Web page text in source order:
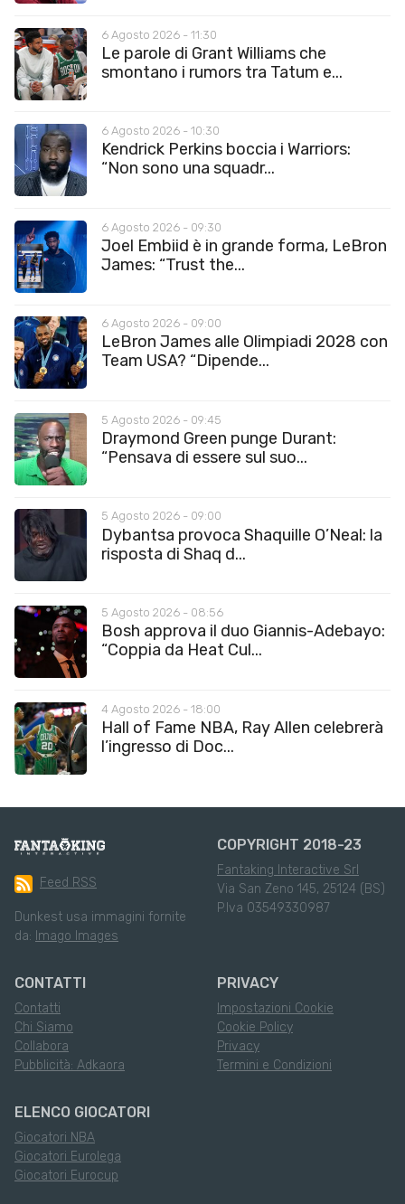
6 Agosto 2026 - 11:30
Le parole di Grant Williams che
smontano i rumors tra Tatum e...
6 Agosto 2026 - 10:30
Kendrick Perkins boccia i Warriors:
“Non sono una squadr...
6 Agosto 2026 - 09:30
Joel Embiid è in grande forma, LeBron
James: “Trust the...
6 Agosto 2026 - 09:00
LeBron James alle Olimpiadi 2028 con
Team USA? “Dipende...
5 Agosto 2026 - 09:45
Draymond Green punge Durant:
“Pensava di essere sul suo...
5 Agosto 2026 - 09:00
Dybantsa provoca Shaquille O’Neal: la
risposta di Shaq d...
5 Agosto 2026 - 08:56
Bosh approva il duo Giannis-Adebayo:
“Coppia da Heat Cul...
4 Agosto 2026 - 18:00
Hall of Fame NBA, Ray Allen celebrerà
l’ingresso di Doc...
Feed RSS
Dunkest usa immagini fornite
da: Imago Images
COPYRIGHT 2018-23
Fantaking Interactive Srl
Via San Zeno 145, 25124 (BS)
P.Iva 03549330987
CONTATTI
Contatti
Chi Siamo
Collabora
Pubblicità: Adkaora
PRIVACY
Impostazioni Cookie
Cookie Policy
Privacy
Termini e Condizioni
ELENCO GIOCATORI
Giocatori NBA
Giocatori Eurolega
Giocatori Eurocup